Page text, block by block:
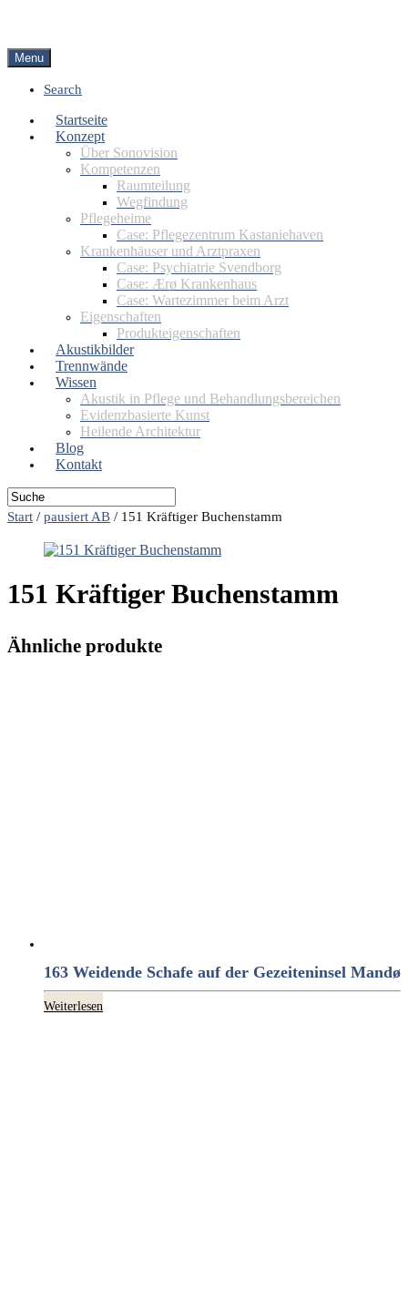
Menu
Search
Startseite
Konzept
Über Sonovision
Kompetenzen
Raumteilung
Wegfindung
Pflegeheime
Case: Pflegezentrum Kastaniehaven
Krankenhäuser und Arztpraxen
Case: Psychiatrie Svendborg
Case: Ærø Krankenhaus
Case: Wartezimmer beim Arzt
Eigenschaften
Produkteigenschaften
Akustikbilder
Trennwände
Wissen
Akustik in Pflege und Behandlungsbereichen
Evidenzbasierte Kunst
Heilende Architektur
Blog
Kontakt
Start / pausiert AB / 151 Kräftiger Buchenstamm
151 Kräftiger Buchenstamm
Ähnliche produkte
163 Weidende Schafe auf der Gezeiteninsel Mandø
Weiterlesen